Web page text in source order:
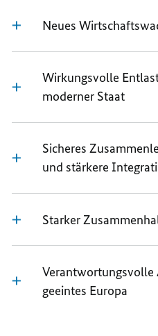
Neues
Wirkungsvolle
moderner Staat
Sicheres
und stärkere
Starker
geeintes Europa